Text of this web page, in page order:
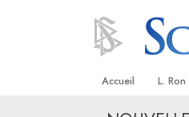
Accueil L.